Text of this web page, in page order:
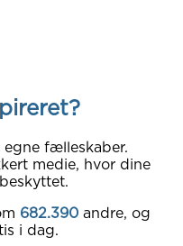
fælleskaber.
medie, hvor dine
682.390 andre, og
i dag.